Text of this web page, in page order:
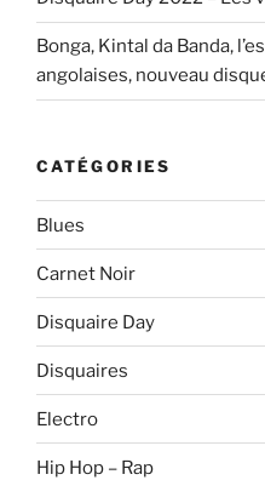
Bonga, Kintal da Banda,
angolaises, nouveau
CATÉGORIES
Blues
Carnet Noir
Disquaire Day
Disquaires
Electro
Hip Hop – Rap